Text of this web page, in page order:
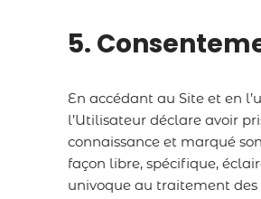
5.
En accédant au Site et en
l’Utilisateur déclare avoir
connaissance et marqué
façon libre, spécifique,
univoque au traitement des